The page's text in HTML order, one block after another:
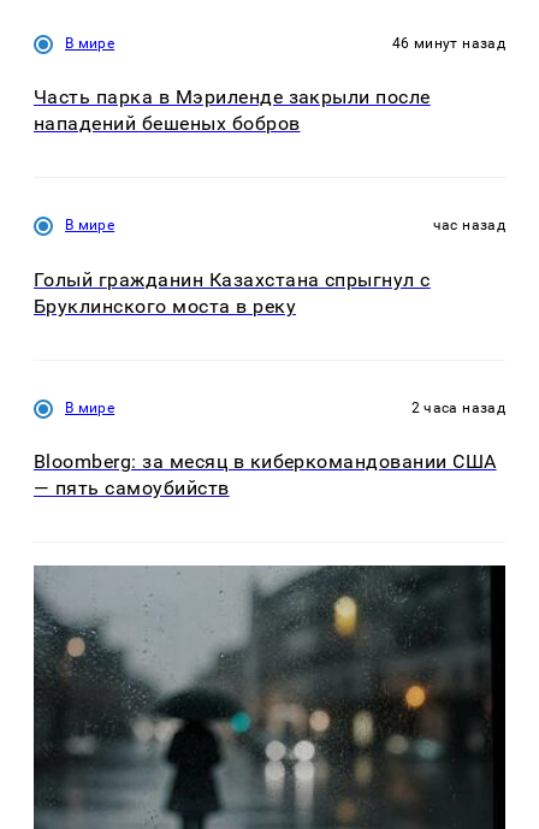
В мире 46 минут назад
Часть парка в Мэриленде закрыли после
нападений бешеных бобров
В мире час назад
Голый гражданин Казахстана спрыгнул с
Бруклинского моста в реку
В мире 2 часа назад
Bloomberg: за месяц в киберкомандовании США
— пять самоубийств